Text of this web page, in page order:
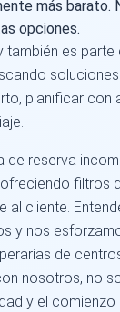
más barato.
opciones.
también es parte
planificar con
de reserva
filtros
al cliente.
y nos
de
nosotros, no
y el comienzo